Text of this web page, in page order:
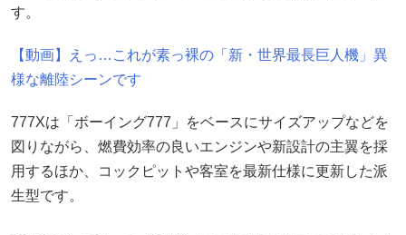
す。
【動画】えっ…これが素っ裸の「新・世界最長巨人機」異
様な離陸シーンです
777Xは「ボーイング777」をベースにサイズアップなどを
図りながら、燃費効率の良いエンジンや新設計の主翼を採
用するほか、コックピットや客室を最新仕様に更新した派
生型です。